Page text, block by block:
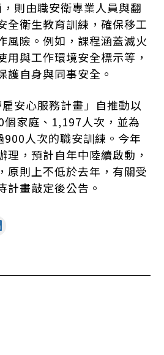
則由職安衛專業人員與翻
全衛生教育訓練，確保移工
風險。例如，課程涵蓋滅火
用與工作環境安全標示等，
護自身與同事安全。
安心服務計畫」自推動以
家庭、1,197人次，並為
人次的職安訓練。今年
理，預計自年中陸續啟動，
原則上不低於去年，有關受
計畫敲定後公告。